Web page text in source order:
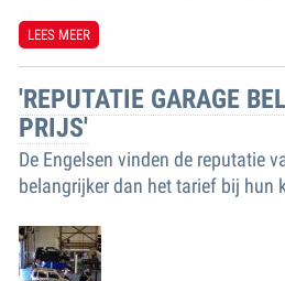
LEES MEER
'REPUTATIE GARAGE
PRIJS'
De Engelsen vinden de reputatie
belangrijker dan het tarief bij hun